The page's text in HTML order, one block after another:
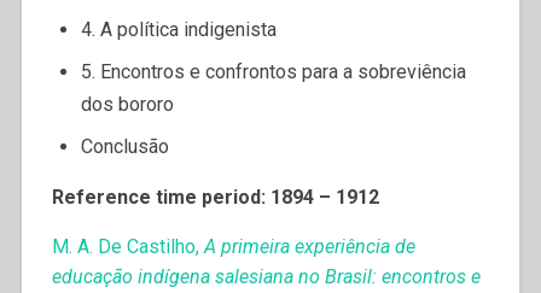
4. A política indigenista
5. Encontros e confrontos para a sobreviência
dos bororo
Conclusão
Reference time period: 1894 – 1912
M. A. De Castilho,A primeira experiência de
educação indígena salesiana no Brasil: encontros e